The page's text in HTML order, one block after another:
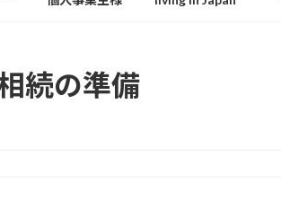
続の準備